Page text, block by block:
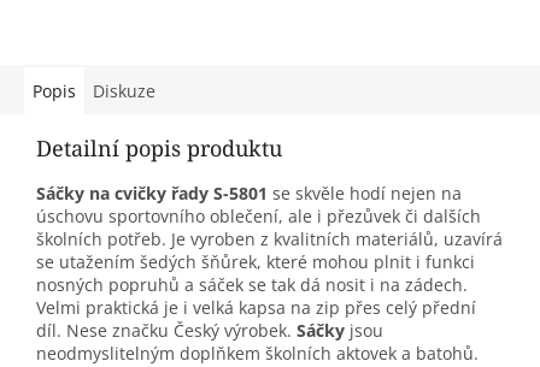
Popis Diskuze
Detailní popis produktu
Sáčky na cvičky řady S-5801 se skvěle hodí nejen na
úschovu sportovního oblečení, ale i přezůvek či dalších
školních potřeb. Je vyroben z kvalitních materiálů, uzavírá
se utažením šedých šňůrek, které mohou plnit i funkci
nosných popruhů a sáček se tak dá nosit i na zádech.
Velmi praktická je i velká kapsa na zip přes celý přední
díl. Nese značku Český výrobek. Sáčky jsou
neodmyslitelným doplňkem školních aktovek a batohů.